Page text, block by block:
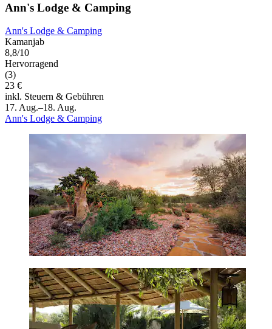
Ann's Lodge & Camping
Ann's Lodge & Camping
Kamanjab
8,8/10
Hervorragend
(3)
23 €
inkl. Steuern & Gebühren
17. Aug.–18. Aug.
Ann's Lodge & Camping